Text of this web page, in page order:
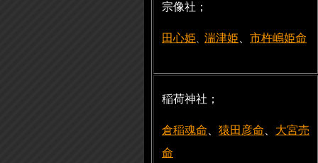
宗像社；
田心姫、 湍津姫 市杵嶋姫命
稲荷神社；
倉稲魂命 猿田彦命
大宮売
命